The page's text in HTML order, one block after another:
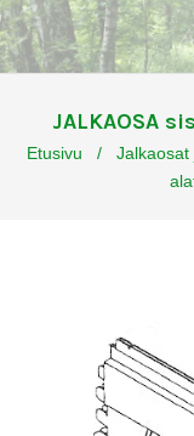
JALKAOSA
Etusivu / Jalkaosat